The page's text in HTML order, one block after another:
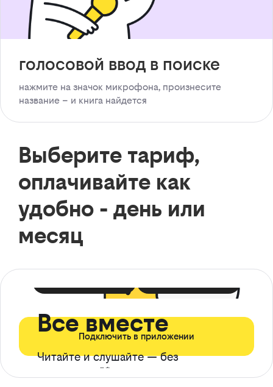
голосовой ввод в поиске
нажмите на значок микрофона, произнесите
название – и книга найдется
Выберите тариф,
оплачивайте как
удобно - день или
месяц
Все вместе
Читайте и слушайте — без
ограничений*
Подключить в приложении